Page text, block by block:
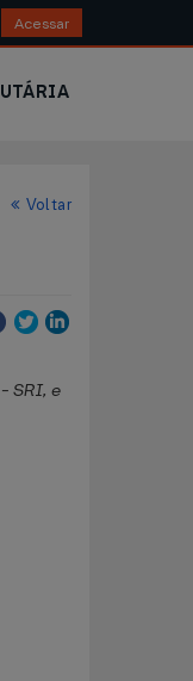
Acessar
Voltar
SRI, e